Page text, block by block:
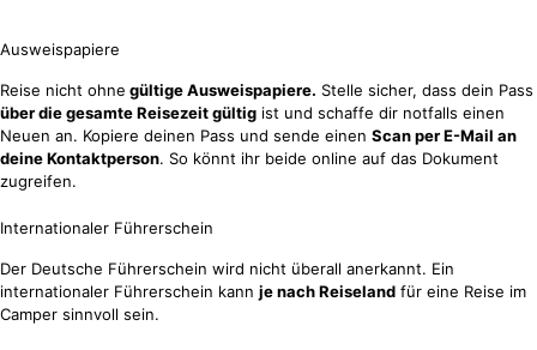
Ausweispapiere
Reise nicht ohne gültige Ausweispapiere. Stelle sicher, dass dein Pass
über die gesamte Reisezeit gültig ist und schaffe dir notfalls einen
Neuen an. Kopiere deinen Pass und sende einen Scan per E-Mail an
deine Kontaktperson. So könnt ihr beide online auf das Dokument
zugreifen.
Internationaler Führerschein
Der Deutsche Führerschein wird nicht überall anerkannt. Ein
internationaler Führerschein kann je nach Reiseland für eine Reise im
Camper sinnvoll sein.